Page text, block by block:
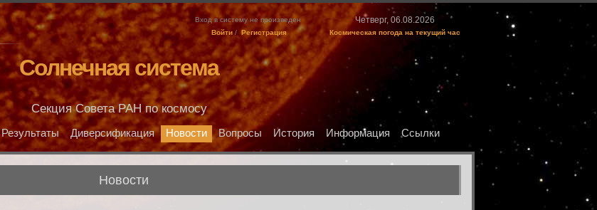
Четверг, 06.08.2026
Космическая погода на текущий час
Вход в систему не произведен
Войти / Регистрация
Солнечная система
Секция Совета РАН по космосу
Результаты Диверсификация Новости Вопросы История Информация Ссылки
Новости